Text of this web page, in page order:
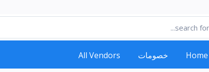
Home خصومات All Vendors